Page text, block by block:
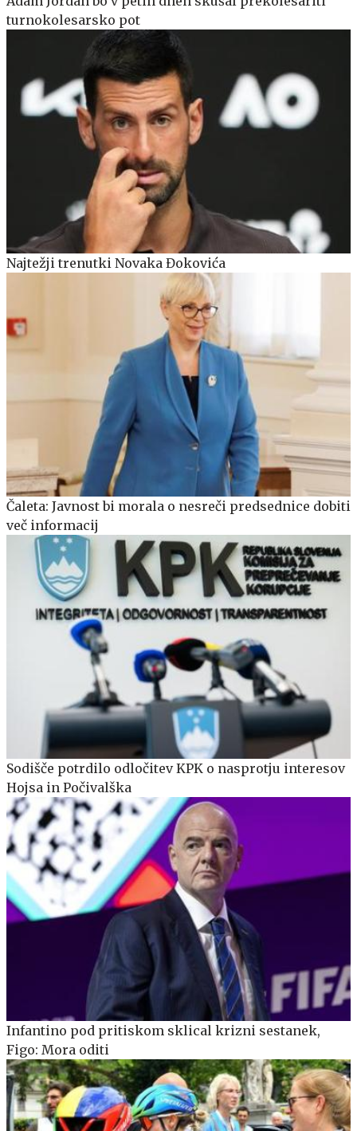
turnokolesarsko pot
Najtežji trenutki Novaka Đokovića
Čaleta: Javnost bi morala o nesreči predsednice dobiti
več informacij
Sodišče potrdilo odločitev KPK o nasprotju interesov
Hojsa in Počivalška
Infantino pod pritiskom sklical krizni sestanek,
Figo: Mora oditi